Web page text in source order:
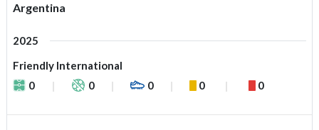
Argentina
2025
Friendly International
0
0 0 0 0